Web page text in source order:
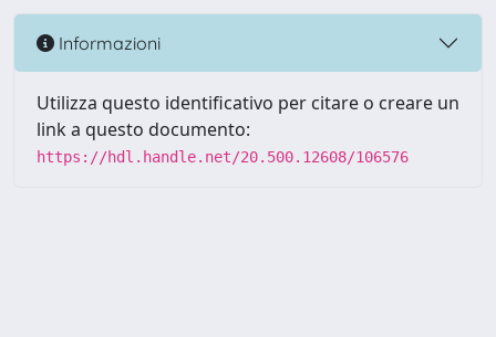
Informazioni
Utilizza questo identificativo per citare o creare un
link a questo documento:
https://hdl.handle.net/20.500.12608/106576